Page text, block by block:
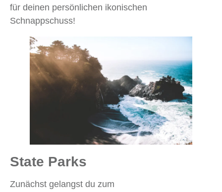
für deinen persönlichen ikonischen
Schnappschuss!
State Parks
Zunächst gelangst du zum